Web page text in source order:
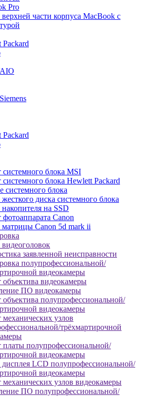
Pro
части корпуса MacBook с
системного блока MSI
системного блока Hewlett Packard
системного блока
диска системного блока
на SSD
Canon
матрицы Canon 5d mark ii
заявленной неисправности
полупрофессиональной/
видеокамеры
объектива видеокамеры
ПО видеокамеры
объектива полупрофессиональной/
видеокамеры
механических узлов
трёхмартирочной
платы полупрофессиональной/
видеокамеры
дисплея LCD полупрофессиональной/
видеокамеры
механических узлов видеокамеры
ПО полупрофессиональной/